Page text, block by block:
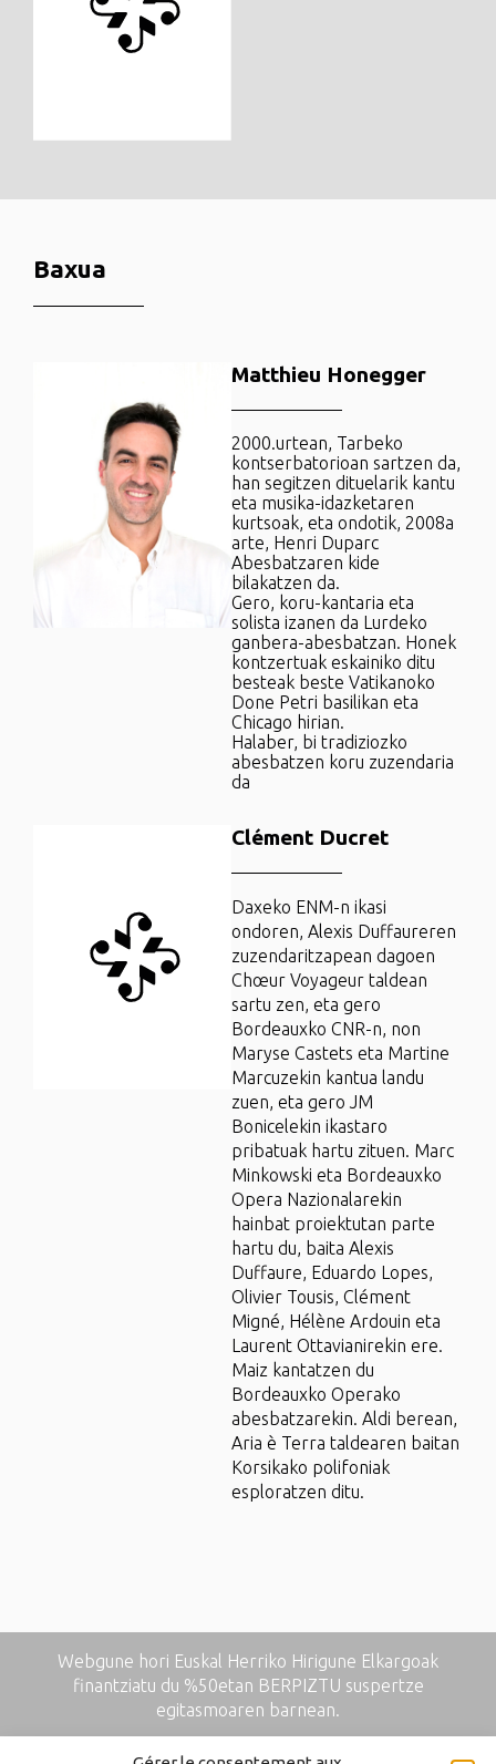
Baxua
Matthieu Honegger
2000.urtean, Tarbeko
kontserbatorioan sartzen da,
han segitzen dituelarik kantu
eta musika-idazketaren
kurtsoak, eta ondotik, 2008a
arte, Henri Duparc
Abesbatzaren kide
bilakatzen da.
Gero, koru-kantaria eta
solista izanen da Lurdeko
ganbera-abesbatzan. Honek
kontzertuak eskainiko ditu
besteak beste Vatikanoko
Done Petri basilikan eta
Chicago hirian.
Halaber, bi tradiziozko
abesbatzen koru zuzendaria
da
Clément Ducret
Daxeko ENM-n ikasi
ondoren, Alexis Duffaureren
zuzendaritzapean dagoen
Chœur Voyageur taldean
sartu zen, eta gero
Bordeauxko CNR-n, non
Maryse Castets eta Martine
Marcuzekin kantua landu
zuen, eta gero JM
Bonicelekin ikastaro
pribatuak hartu zituen. Marc
Minkowski eta Bordeauxko
Opera Nazionalarekin
hainbat proiektutan parte
hartu du, baita Alexis
Duffaure, Eduardo Lopes,
Olivier Tousis, Clément
Migné, Hélène Ardouin eta
Laurent Ottavianirekin ere.
Maiz kantatzen du
Bordeauxko Operako
abesbatzarekin. Aldi berean,
Aria è Terra taldearen baitan
Korsikako polifoniak
esploratzen ditu.
Webgune hori Euskal Herriko Hirigune Elkargoak
finantziatu du %50etan BERPIZTU suspertze
egitasmoaren barnean.